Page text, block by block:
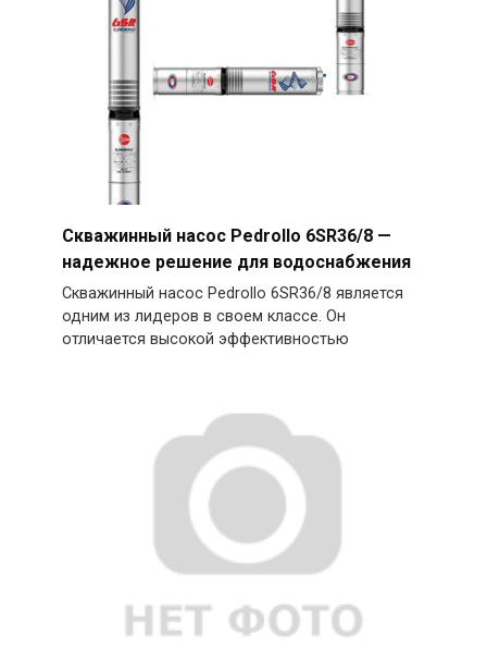
Скважинный насос Pedrollo 6SR36/8 —
надежное решение для водоснабжения
Скважинный насос Pedrollo 6SR36/8 является
одним из лидеров в своем классе. Он
отличается высокой эффективностью